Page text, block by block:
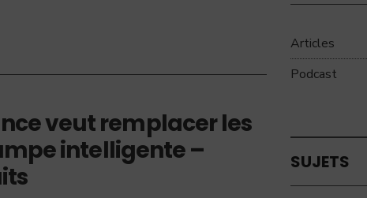
veut remplacer les
intelligente –
Articles
Podcast
SUJETS